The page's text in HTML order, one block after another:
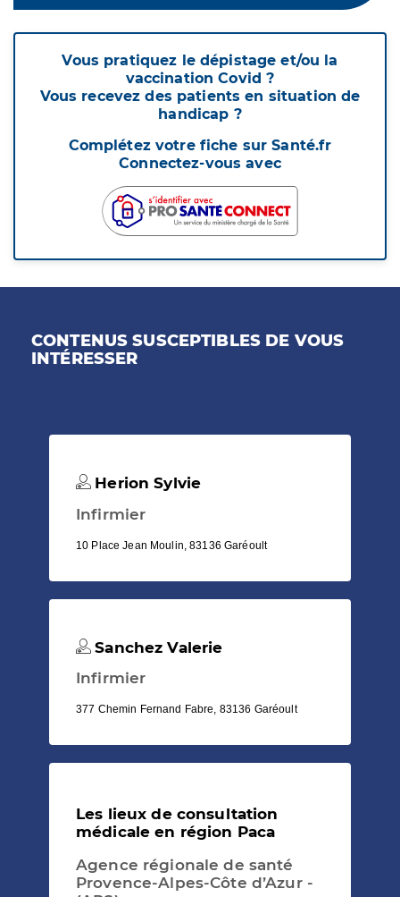
Vous pratiquez le dépistage et/ou la
vaccination Covid ?
Vous recevez des patients en situation de
handicap ?
Complétez votre fiche sur Santé.fr
Connectez-vous avec
CONTENUS SUSCEPTIBLES DE VOUS
INTÉRESSER
Herion Sylvie
Infirmier
10 Place Jean Moulin, 83136 Garéoult
Sanchez Valerie
Infirmier
377 Chemin Fernand Fabre, 83136 Garéoult
Les lieux de consultation
médicale en région Paca
Agence régionale de santé
Provence-Alpes-Côte d’Azur -